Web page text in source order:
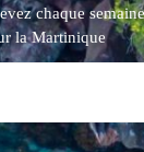
chaque
la Martinique